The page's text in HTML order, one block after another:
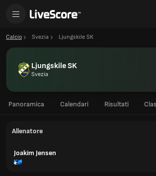
Calcio Svezia Ljungskile SK
Ljungskile SK
Svezia
Panoramica Calendari Risultati
Allenatore
Joakim Jensen